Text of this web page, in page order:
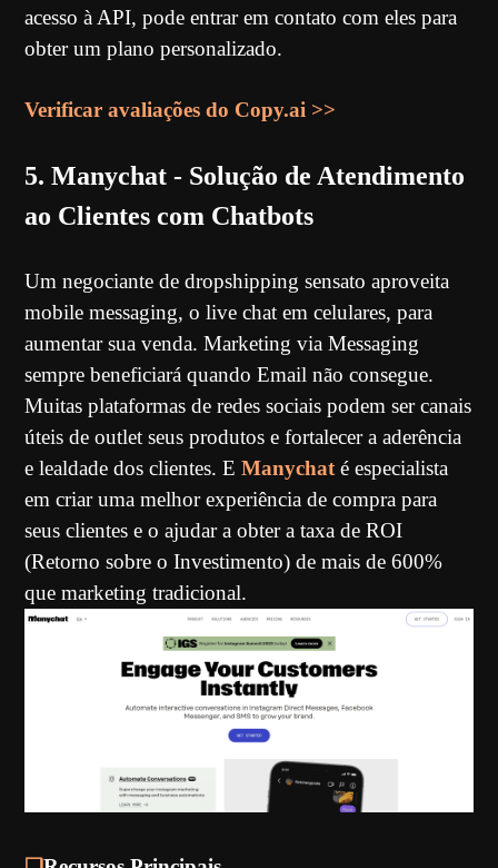
acesso à API, pode entrar em contato com eles para
obter um plano personalizado.
Verificar avaliações do Copy.ai >>
5. Manychat - Solução de Atendimento
ao Clientes com Chatbots
Um negociante de dropshipping sensato aproveita
mobile messaging, o live chat em celulares, para
aumentar sua venda. Marketing via Messaging
sempre beneficiará quando Email não consegue.
Muitas plataformas de redes sociais podem ser canais
úteis de outlet seus produtos e fortalecer a aderência
e lealdade dos clientes. EManychat é especialista
em criar uma melhor experiência de compra para
seus clientes e o ajudar a obter a taxa de ROI
(Retorno sobre o Investimento) de mais de 600%
que marketing tradicional.